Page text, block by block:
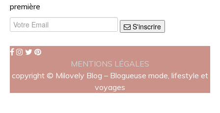
première
S'inscrire
MENTIONS LÉGALES
copyright © Milovely Blog – Blogueuse mode, lifestyle et
voyages